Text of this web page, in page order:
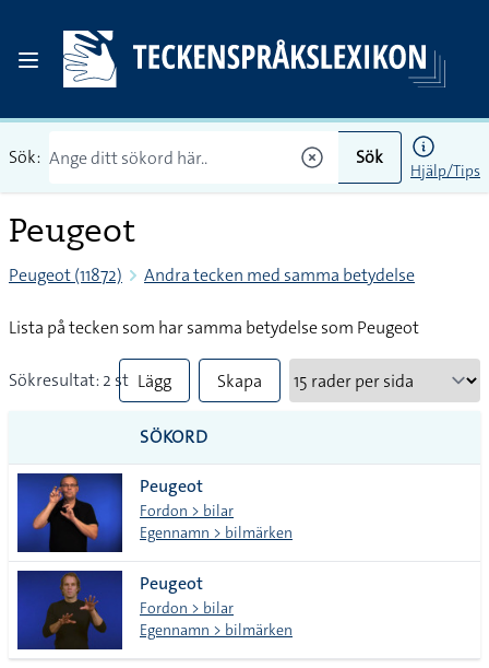
Sök: Sök
Hjälp/Tips
Peugeot
Peugeot (11872) Andra tecken med samma betydelse
Lista på tecken som har samma betydelse som Peugeot
Sökresultat: 2 st Lägg
till
alla i
lista
Skapa
SÖKORD
Peugeot
Fordon > bilar
Egennamn > bilmärken
Peugeot
Fordon > bilar
Egennamn > bilmärken